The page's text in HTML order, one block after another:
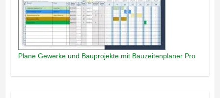
Plane Gewerke und Bauprojekte mit Bauzeitenplaner Pro